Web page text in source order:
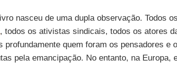
nasceu de uma dupla observação. Todos
, todos os ativistas sindicais, todos os atores
profundamente quem foram os pensadores e
pela emancipação. No entanto, na Europa,